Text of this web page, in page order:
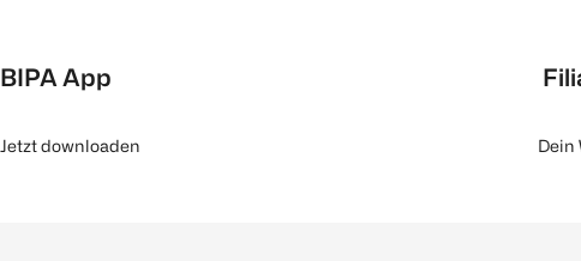
BIPA App
Jetzt downloaden Dein